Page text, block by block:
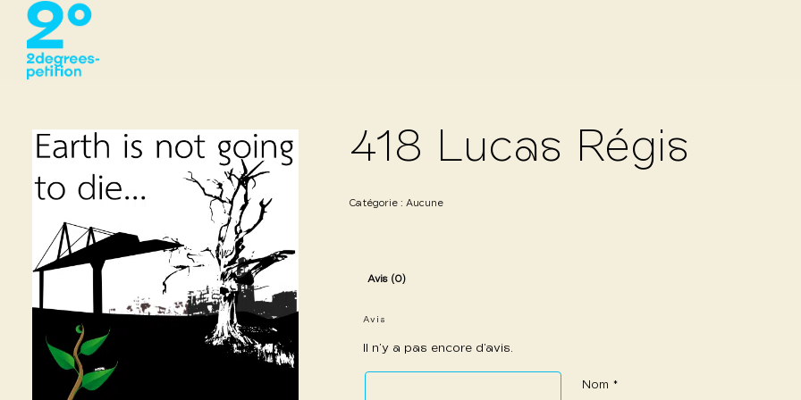
418 Lucas Régis
Catégorie : Aucune
Avis (0)
Avis
Il n’y a pas encore d’avis.
Nom *